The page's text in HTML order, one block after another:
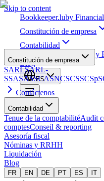
Skip to content
Bookkeeper.luby
Constitución de empresa
Contabilidad
Nóminas y
Blog
ES
Constitución de empresa
SARLSARL-
SSASASSCASNCSCSSCSp
Contáctenos
Contabilidad
Tenue de la comptabilitéAudit
comptesConseil & reporting
Asesoría fiscal
Nóminas y RRHH
Liquidación
Blog
FR EN DE PT ES IT